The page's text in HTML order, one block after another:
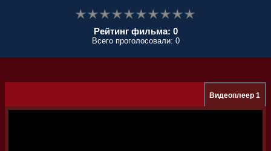
Рейтинг фильма: 0
Всего проголосовали: 0
Видеоплеер 1